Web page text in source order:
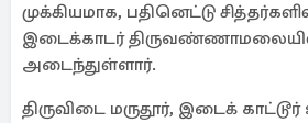
முக்கியமாக, பதினெட்டு
இடைக்காடர்
அடைந்துள்ளார்.
திருவிடை மருதூர், இடைக்